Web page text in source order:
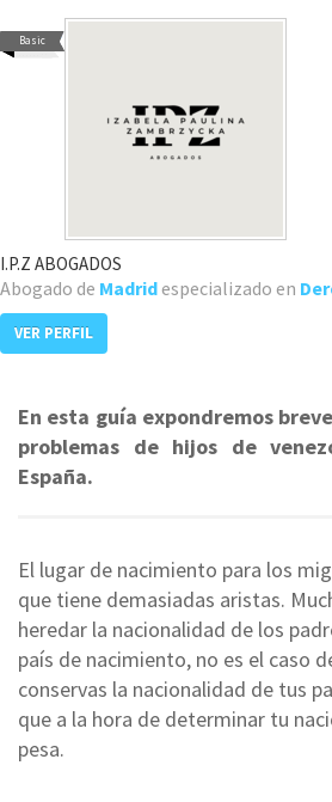
Basic
I.P.Z ABOGADOS
Abogado de Madrid especializado en
VER PERFIL
En esta guía expondremos
problemas de hijos de
España.
El lugar de nacimiento para los
que tiene demasiadas aristas.
heredar la nacionalidad de los
país de nacimiento, no es el caso
conservas la nacionalidad de tus
que a la hora de determinar tu
pesa.